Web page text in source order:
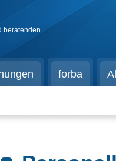
beratenden
forba